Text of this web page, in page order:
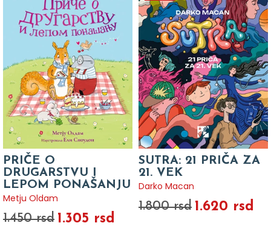
PRIČE O
DRUGARSTVU I
LEPOM PONAŠANJU
Metju Oldam
1.450 rsd 1.305 rsd
SUTRA: 21 PRIČA ZA
21. VEK
Darko Macan
1.800 rsd 1.620 rsd